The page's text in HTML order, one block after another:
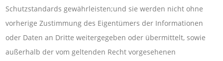
Schutzstandards gewährleisten;und sie werden nicht ohne
vorherige Zustimmung des Eigentümers der Informationen
oder Daten an Dritte weitergegeben oder übermittelt, sowie
außerhalb der vom geltenden Recht vorgesehenen